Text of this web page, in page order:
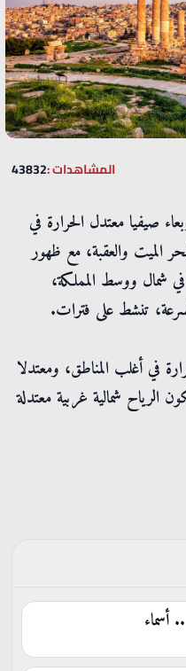
المشاهدات :43832
صيفيا معتدل الحرارة في
الميت والعقبة، مع ظهور
شمال ووسط المملكة،
تنشط على فترات.
في أغلب المناطق، ومعتدلا
الرياح شمالية غربية معتدلة
أسماء